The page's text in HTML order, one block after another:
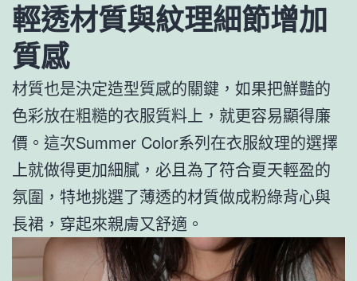
輕透材質與紋理細節增加
質感
材質也是決定造型質感的關鍵，如果把鮮豔的
色彩放在粗糙的衣服質料上，就更容易顯得廉
價。這次Summer Color系列在衣服紋理的選擇
上就做得更加細膩，必且為了符合夏天輕盈的
氛圍，特地挑選了薄透的材質做成粉綠背心與
長裙，穿起來親膚又舒適。